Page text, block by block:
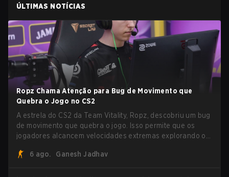
ÚLTIMAS NOTÍCIAS
Ropz Chama Atenção para Bug de Movimento que
Quebra o Jogo no CS2
A estrela do CS2 da Team Vitality, Ropz, descobriu um bug
de movimento que quebra o jogo. Isso permite que os
jogadores alcancem velocidades extremas explorando o
6 ago.
Ganesh Jadhav